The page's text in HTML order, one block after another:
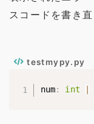
スコードを書き
testmypy.py
num: int